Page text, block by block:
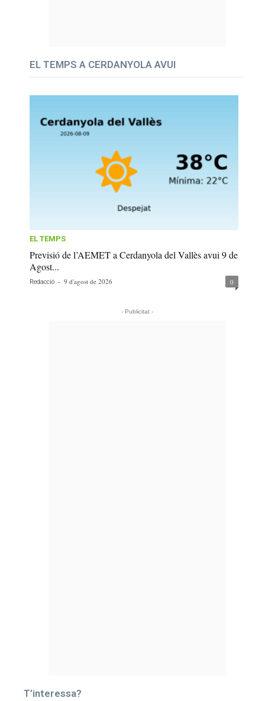
EL TEMPS A CERDANYOLA AVUI
EL TEMPS
Previsió de l’AEMET a Cerdanyola del Vallès avui 9 de
Agost...
Redacció - 9 d'agost de 2026 0
- Publicitat -
T’interessa?